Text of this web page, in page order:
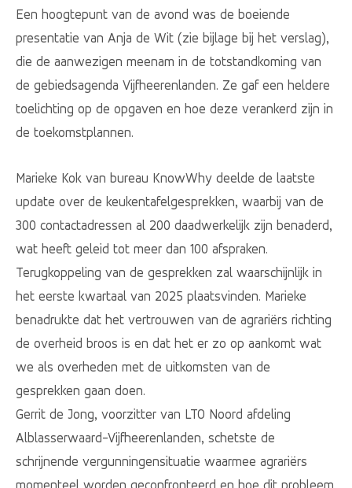
Een hoogtepunt van de avond was de boeiende
presentatie van Anja de Wit (zie bijlage bij het verslag),
die de aanwezigen meenam in de totstandkoming van
de gebiedsagenda Vijfheerenlanden. Ze gaf een heldere
toelichting op de opgaven en hoe deze verankerd zijn in
de toekomstplannen.
Marieke Kok van bureau KnowWhy deelde de laatste
update over de keukentafelgesprekken, waarbij van de
300 contactadressen al 200 daadwerkelijk zijn benaderd,
wat heeft geleid tot meer dan 100 afspraken.
Terugkoppeling van de gesprekken zal waarschijnlijk in
het eerste kwartaal van 2025 plaatsvinden. Marieke
benadrukte dat het vertrouwen van de agrariërs richting
de overheid broos is en dat het er zo op aankomt wat
we als overheden met de uitkomsten van de
gesprekken gaan doen.
Gerrit de Jong, voorzitter van LTO Noord afdeling
Alblasserwaard-Vijfheerenlanden, schetste de
schrijnende vergunningensituatie waarmee agrariërs
momenteel worden geconfronteerd en hoe dit probleem